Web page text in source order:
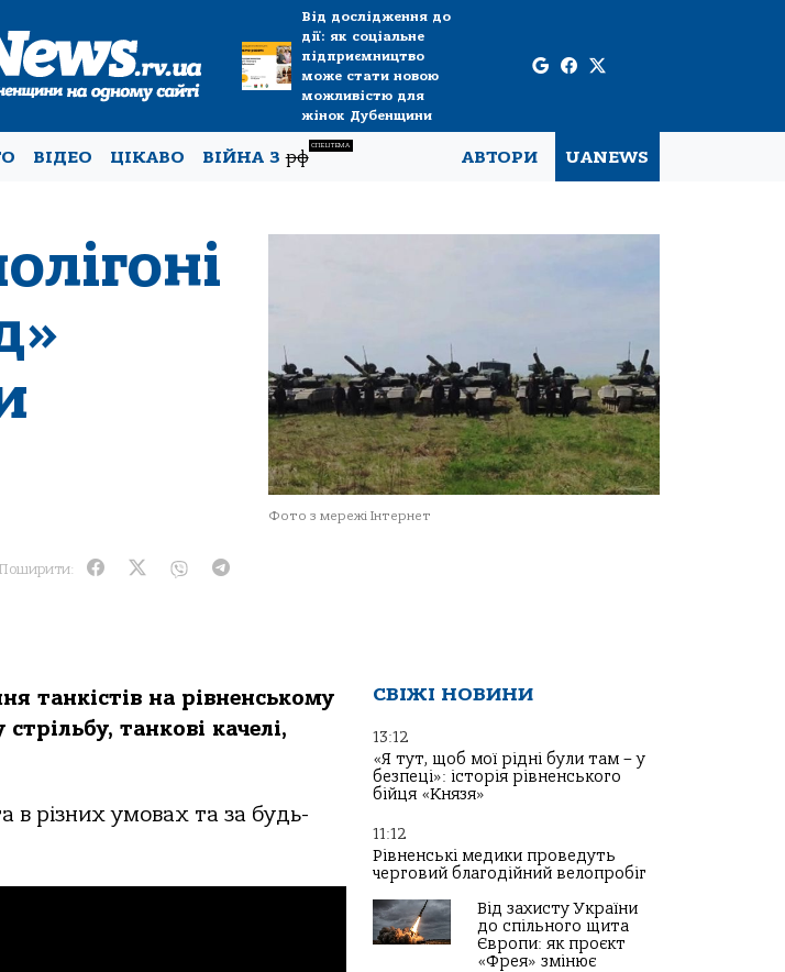
Від дослідження до
дії: як соціальне
підприємництво
може стати новою
можливістю для
жінок Дубенщини
ВІДЕО ЦІКАВО ВІЙНА Зрф
СПЕЦТЕМА
АВТОРИ UANEWS
Поширити:
Фото з мережі Інтернет
танкістів на рівненському
танкові качелі,
в різних умовах та за будь-
СВІЖІ НОВИНИ
13:12
«Я тут, щоб мої рідні були там – у
безпеці»: історія рівненського
бійця «Князя»
11:12
Рівненські медики проведуть
черговий благодійний велопробіг
Від захисту України
до спільного щита
Європи: як проєкт
«Фрея» змінює